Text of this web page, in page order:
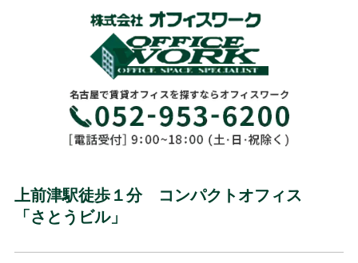
上前津駅徒歩１分 コンパクトオフィス
「さとうビル」